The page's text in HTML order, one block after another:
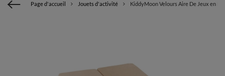
Page d'accueil Jouets d'activité KiddyMoon Velours Aire De Jeux en